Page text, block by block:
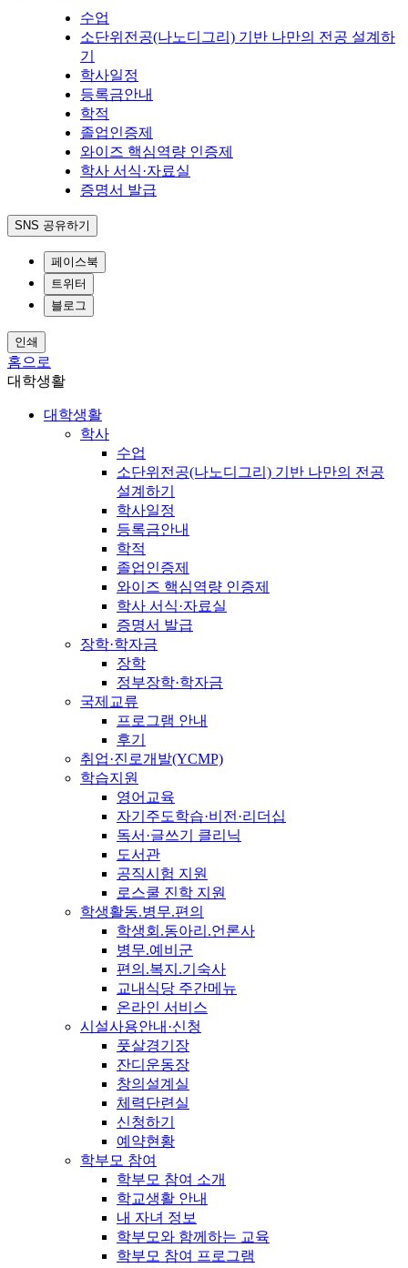
수업
소단위전공(나노디그리) 기반 나만의 전공 설계하
기
학사일정
등록금안내
학적
졸업인증제
와이즈 핵심역량 인증제
학사 서식·자료실
증명서 발급
SNS 공유하기
페이스북
트위터
블로그
인쇄
홈으로
대학생활
대학생활
학사
수업
소단위전공(나노디그리) 기반 나만의 전공
설계하기
학사일정
등록금안내
학적
졸업인증제
와이즈 핵심역량 인증제
학사 서식·자료실
증명서 발급
장학·학자금
장학
정부장학·학자금
국제교류
프로그램 안내
후기
취업·진로개발(YCMP)
학습지원
영어교육
자기주도학습·비전·리더십
독서·글쓰기 클리닉
도서관
공직시험 지원
로스쿨 진학 지원
학생활동.병무.편의
학생회.동아리.언론사
병무.예비군
편의.복지.기숙사
교내식당 주간메뉴
온라인 서비스
시설사용안내·신청
풋살경기장
잔디운동장
창의설계실
체력단련실
신청하기
예약현황
학부모 참여
학부모 참여 소개
학교생활 안내
내 자녀 정보
학부모와 함께하는 교육
학부모 참여 프로그램